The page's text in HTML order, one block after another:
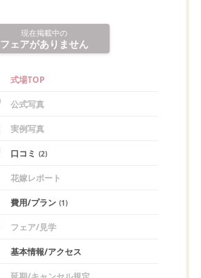
現在掲載中の
フェアがありません
式場TOP
公式写真
実例写真
口コミ (2)
花嫁レポート
費用/プラン (1)
フェア/見学
基本情報/アクセス